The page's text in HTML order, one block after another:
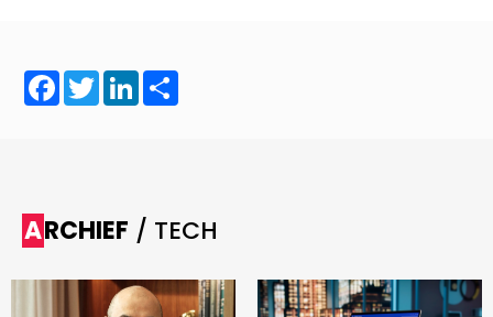
Facebook
TwitterLinkedIn
ARCHIEF / TECH